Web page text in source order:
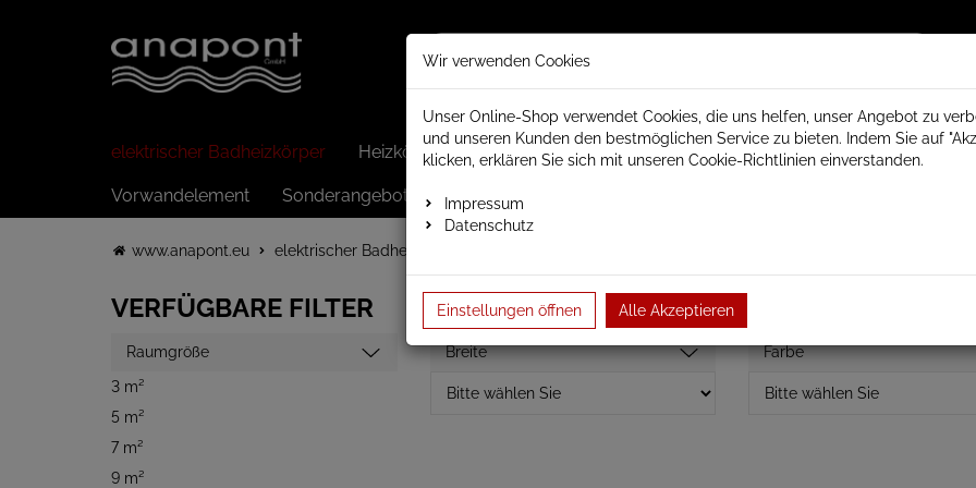
elektrischer Badheizkörper Heizkörper elektrisch Schamotte Badheizkörper Heizkörperzubehör
Vorwandelement Sonderangebote
www.anapont.eu elektrischer Badheizkörper
VERFÜGBARE FILTER
Raumgröße
3 m²
5 m²
7 m²
9 m²
Breite Farbe
Wir verwenden Cookies
Unser Online-Shop verwendet Cookies, die uns helfen, unser Angebot zu
und unseren Kunden den bestmöglichen Service zu bieten. Indem Sie auf
klicken, erklären Sie sich mit unseren Cookie-Richtlinien einverstanden.
Impressum
Datenschutz
Einstellungen öffnen Alle Akzeptieren